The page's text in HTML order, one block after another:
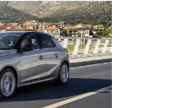
נהנה הדור הנוכחי של
מחזיק בתואר הרכב
מיני הנמכרת ביותר